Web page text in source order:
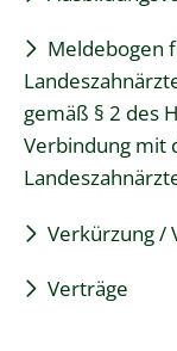
Meldebogen
gemäß § 2 des
Verbindung mit
Verkürzung /
Verträge